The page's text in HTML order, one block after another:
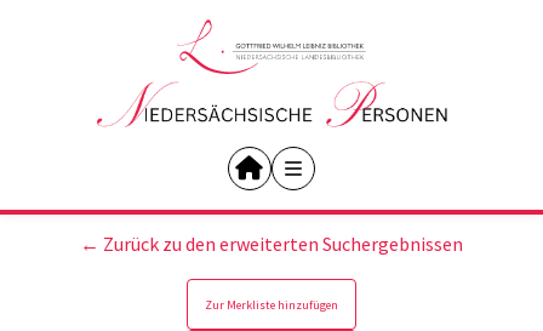
← Zurück zu den erweiterten Suchergebnissen
Zur Merkliste hinzufügen